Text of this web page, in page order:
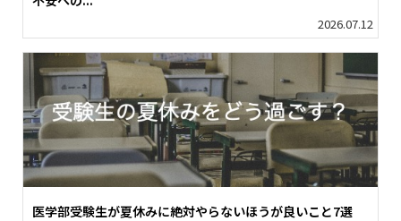
2026.07.12
医学部受験生が夏休みに絶対やらないほうが良いこと7選